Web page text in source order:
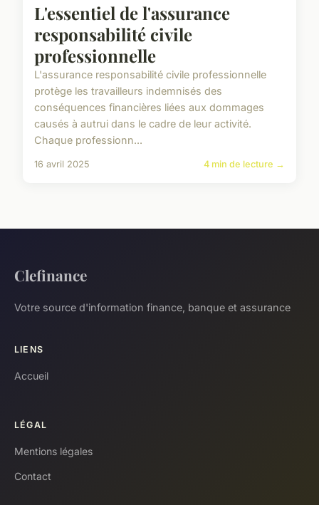
L'essentiel de l'assurance
responsabilité civile
professionnelle
L'assurance responsabilité civile professionnelle
protège les travailleurs indemnisés des
conséquences financières liées aux dommages
causés à autrui dans le cadre de leur activité.
Chaque professionn...
16 avril 2025 4 min de lecture →
Clefinance
Votre source d'information finance, banque et assurance
LIENS
Accueil
LÉGAL
Mentions légales
Contact